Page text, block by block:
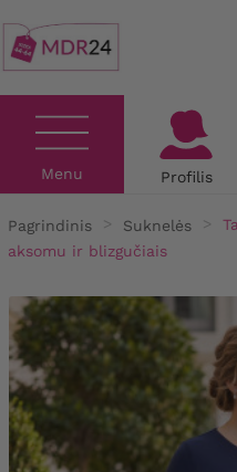
Menu Profilis
Pagrindinis Suknelės
aksomu ir blizgučiais